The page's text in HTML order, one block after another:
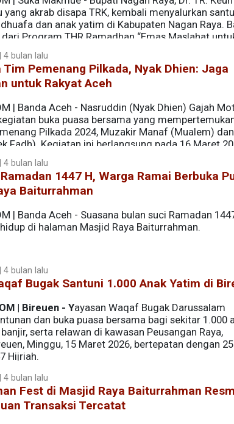
yang akrab disapa TRK, kembali menyalurkan
dan anak yatim di Kabupaten Nagan Raya.
Program THR Ramadhan “Emas Maslahat
(BSI).
4 bulan lalu
Tim Pemenang Pilkada, Nyak Dhien: Jaga
untuk Rakyat Aceh
| Banda Aceh - Nasruddin (Nyak Dhien) Gajah
buka puasa bersama yang
Pilkada 2024, Muzakir Manaf (Mualem) dan
Fadh). Kegiatan ini berlangsung pada 16 Maret
mempererat silaturahmi sekaligus menyatukan
4 bulan lalu
1447 H, Warga Ramai Berbuka
Baiturrahman
| Banda Aceh - Suasana bulan suci Ramadan
di halaman Masjid Raya Baiturrahman.
4 bulan lalu
Bugak Santuni 1.000 Anak Yatim di
| Bireuen - Yayasan Waqaf Bugak Darussalam
dan buka puasa bersama bagi sekitar 1.000
serta relawan di kawasan Peusangan Raya,
Minggu, 15 Maret 2026, bertepatan dengan 25
Hijriah.
4 bulan lalu
Fest di Masjid Raya Baiturrahman
Transaksi Tercatat